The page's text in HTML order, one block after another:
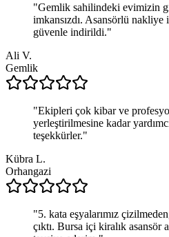
"Gemlik sahilindeki evimizin
imkansızdı. Asansörlü nakliye
güvenle indirildi."
Ali V.
Gemlik
"Ekipleri çok kibar ve
yerleştirilmesine kadar
teşekkürler."
Kübra L.
Orhangazi
"5. kata eşyalarımız
çıktı. Bursa içi kiralık asansör